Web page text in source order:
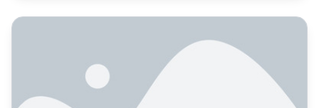
Hvilke schema markup-typer hjælper faktisk med AI-